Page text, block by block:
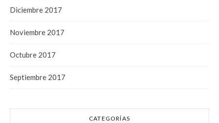
Diciembre 2017
Noviembre 2017
Octubre 2017
Septiembre 2017
CATEGORÍAS